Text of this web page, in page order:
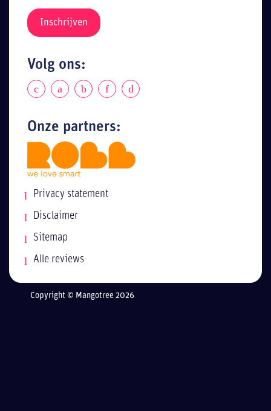
Volg ons:
Onze partners:
Privacy statement
Disclaimer
Sitemap
Alle reviews
Copyright © Mangotree 2026